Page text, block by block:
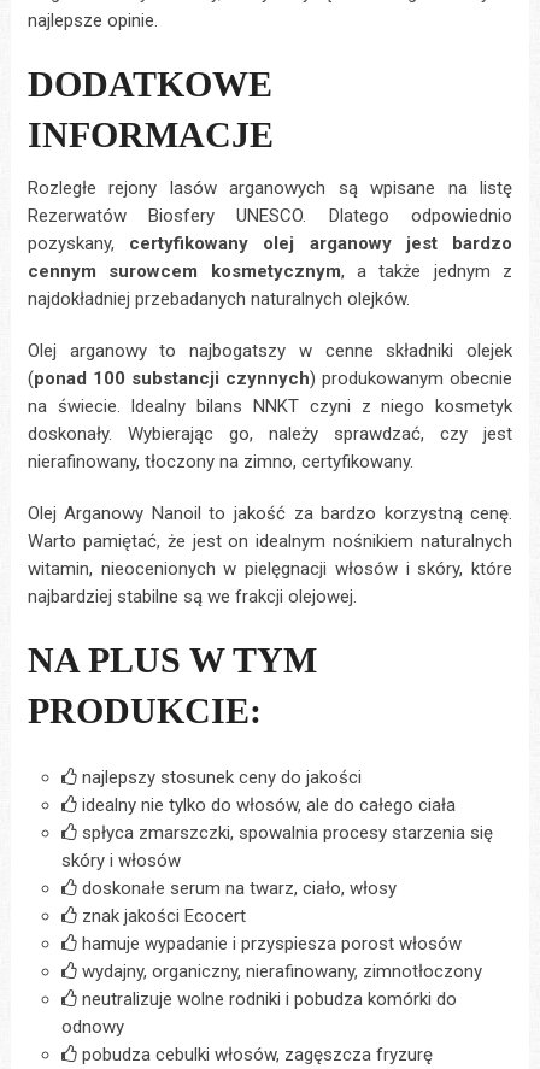
najlepsze opinie.
DODATKOWE
INFORMACJE
Rozległe rejony lasów arganowych są wpisane na listę
Rezerwatów Biosfery UNESCO. Dlatego odpowiednio
pozyskany, certyfikowany olej arganowy jest bardzo
cennym surowcem kosmetycznym, a także jednym z
najdokładniej przebadanych naturalnych olejków.
Olej arganowy to najbogatszy w cenne składniki olejek
(ponad 100 substancji czynnych) produkowanym obecnie
na świecie. Idealny bilans NNKT czyni z niego kosmetyk
doskonały. Wybierając go, należy sprawdzać, czy jest
nierafinowany, tłoczony na zimno, certyfikowany.
Olej Arganowy Nanoil to jakość za bardzo korzystną cenę.
Warto pamiętać, że jest on idealnym nośnikiem naturalnych
witamin, nieocenionych w pielęgnacji włosów i skóry, które
najbardziej stabilne są we frakcji olejowej.
NA PLUS W TYM
PRODUKCIE:
najlepszy stosunek ceny do jakości
idealny nie tylko do włosów, ale do całego ciała
spłyca zmarszczki, spowalnia procesy starzenia się
skóry i włosów
doskonałe serum na twarz, ciało, włosy
znak jakości Ecocert
hamuje wypadanie i przyspiesza porost włosów
wydajny, organiczny, nierafinowany, zimnotłoczony
neutralizuje wolne rodniki i pobudza komórki do
odnowy
pobudza cebulki włosów, zagęszcza fryzurę